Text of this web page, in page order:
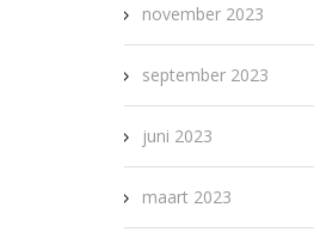
november 2023
september 2023
juni 2023
maart 2023